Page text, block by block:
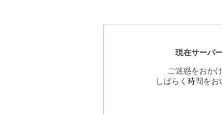
現在サーバ
ご迷惑をおか
しばらく時間を